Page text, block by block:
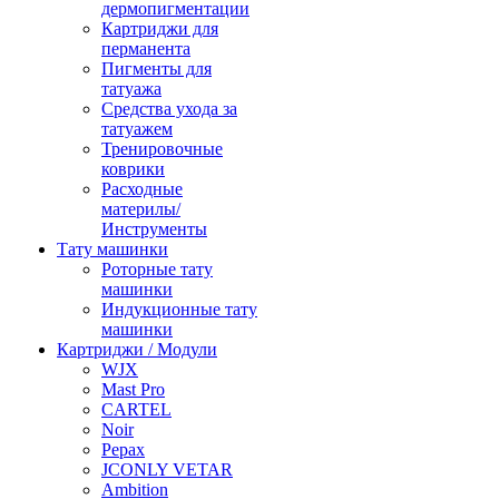
дермопигментации
Картриджи для
перманента
Пигменты для
татуажа
Средства ухода за
татуажем
Тренировочные
коврики
Расходные
материлы/
Инструменты
Тату машинки
Роторные тату
машинки
Индукционные тату
машинки
Картриджи / Модули
WJX
Mast Pro
CARTEL
Noir
Pepax
JCONLY VETAR
Ambition